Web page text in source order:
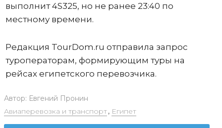
выполнит 4S325, но не ранее 23:40 по
местному времени.
Редакция TourDom.ru отправила запрос
туроператорам, формирующим туры на
рейсах египетского перевозчика.
Автор: Евгений Пронин
Авиаперевозка и транспорт, Египет